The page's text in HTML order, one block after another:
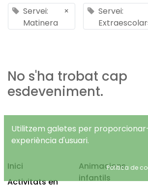
Servei:
Matinera
×
Servei:
No s'ha trobat cap
esdeveniment.
Inici
Activitats en
Animacions
infantils
Utilitzem galetes per
experiència d'usuari.
Política de